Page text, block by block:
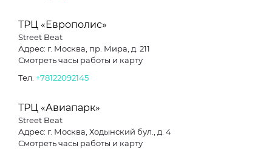
ТРЦ «Европолис»
Street Beat
Адрес: г. Москва, пр. Мира, д. 211
Смотреть часы работы и карту
Тел. +78122092145
ТРЦ «Авиапарк»
Street Beat
Адрес: г. Москва, Ходынский бул., д. 4
Смотреть часы работы и карту